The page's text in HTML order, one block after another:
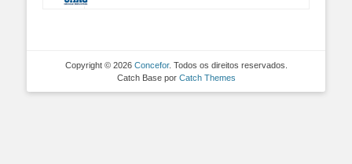
Copyright © 2026 Concefor. Todos os direitos reservados.
Catch Base por Catch Themes